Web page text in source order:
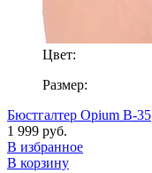
Цвет:
Размер:
Бюстгалтер Opium B-35
1 999 руб.
В избранное
В корзину